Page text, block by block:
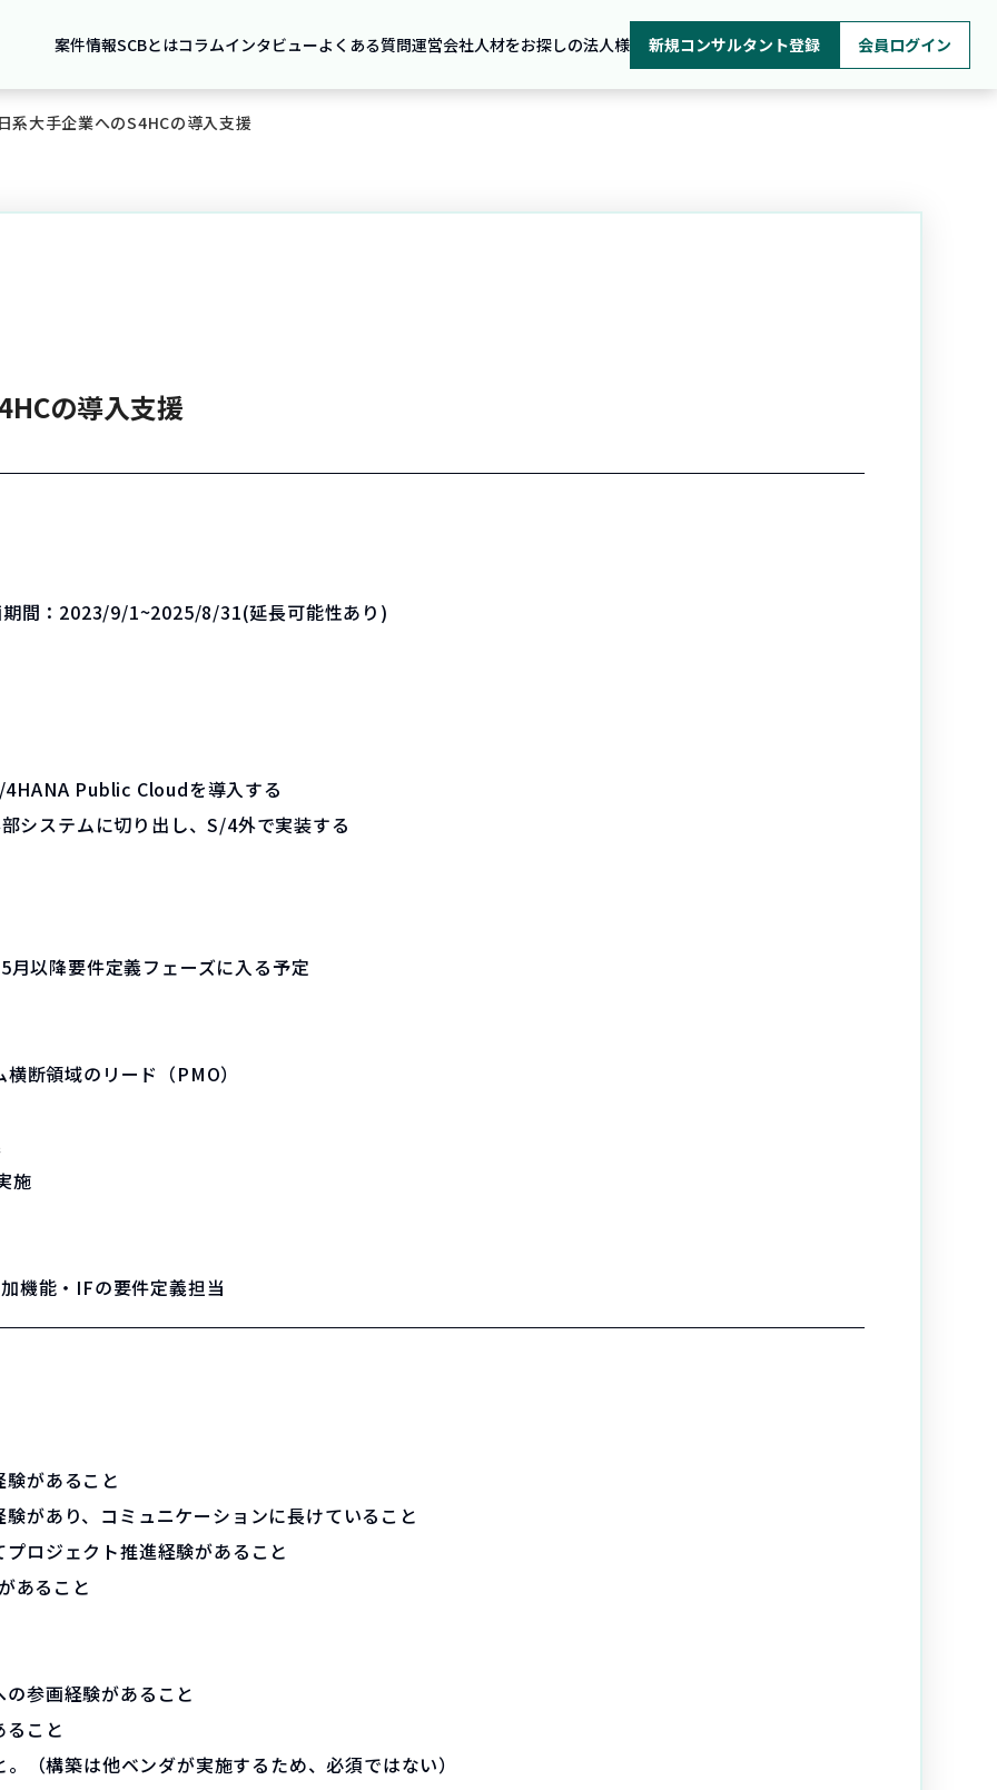
案件情報SCBとはコラムインタビューよくある質問運営会社人材をお探しの法人様 新規コンサルタント登録 会員ログイン
大手企業へのS4HCの導入支援
の導入支援
間： 2023/9/1~2025/8/31(延長可能性あり)
Public Cloudを導入する
システムに切り出し、S/4外で実装する
以降要件定義フェーズに入る予定
断領域のリード（PMO）
施
機能・IFの要件定義担当
があること
があり、コミュニケーションに長けていること
ロジェクト推進経験があること
あること
参画経験があること
こと
（構築は他ベンダが実施するため、必須ではない）